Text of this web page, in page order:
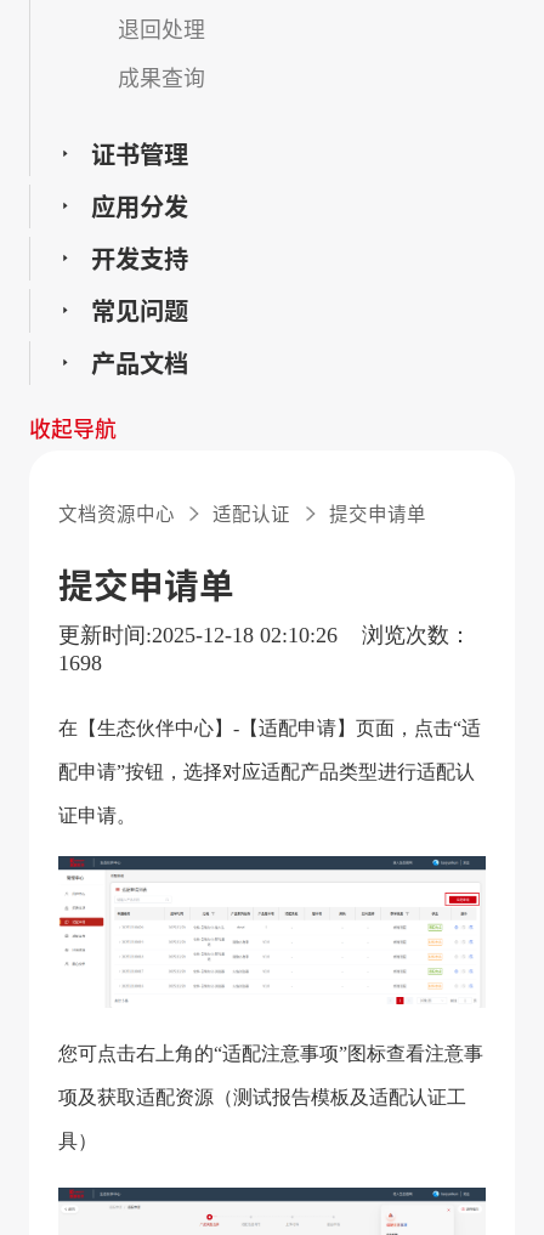
退回处理
成果查询
证书管理
应用分发
开发支持
常见问题
产品文档
收起导航
文档资源中心 适配认证 提交申请单
提交申请单
更新时间:2025-12-18 02:10:26
浏览次数：
1698
在【生态伙伴中心】-【适配申请】页面，点击“适
配申请”按钮，选择对应适配产品类型进行适配认
证申请。
您可点击右上角的“适配注意事项”图标查看注意事
项及获取适配资源（测试报告模板及适配认证工
具）